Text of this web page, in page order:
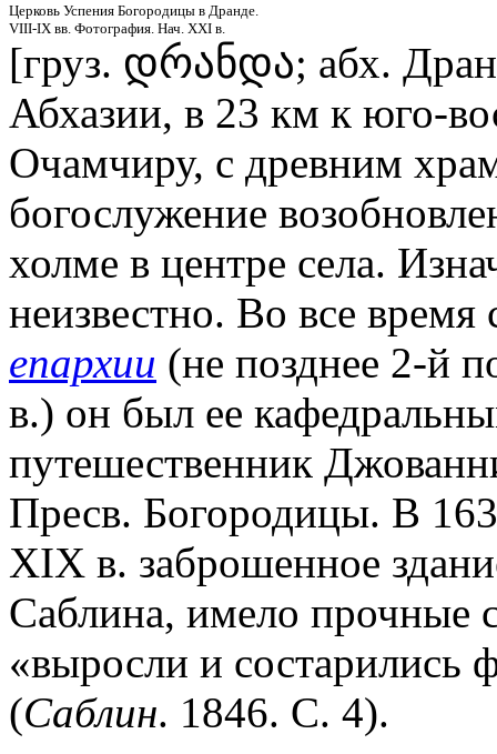
Церковь Успения Богородицы в Дранде.
VIII-IX вв. Фотография. Нач. XXI в.
[груз. დრანდა; абх.
Абхазии, в 23 км к юго-
Очамчиру, с древним
богослужение
холме в центре села.
неизвестно. Во все
епархии (не позднее 2-й
в.) он был ее
путешественник
Пресв. Богородицы. В
XIX в. заброшенное
Саблина, имело прочные
«выросли и состарились
(Саблин. 1846. С. 4).